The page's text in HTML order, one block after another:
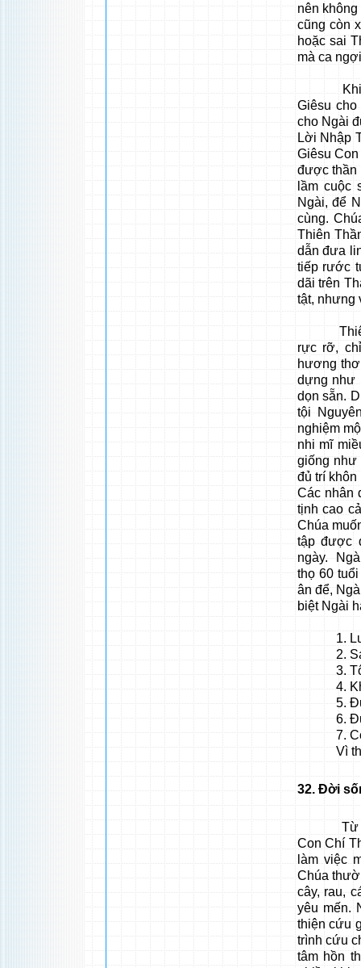
nên
cũng còn
hoặc sai
mà ca
Khi
Giêsu
cho Ngài
Lời Nhập
Giêsu
được thần
lầm cuộc
Ngài, để
cùng.
Thiên
dẫn đưa
tiếp rước
dãi trên
tật, nhưng
Thiên
rực rỡ,
hương
dựng như
dọn sẵn.
tội
nghiệm
nhi mĩ
giống như
đủ trí
Các nhân
tịnh cao
Chúa
tập được
ngày.
thọ 60
ân để,
biệt Ngài
1. Lướt
2. Sám
3. Tôn
4. Khoẻ
5. Được
6.
7. Có
Vì thế
32. Đời
Từ khi
Con Chí
làm việc
Chúa
cây, rau,
yêu mến.
thiện cứu
trình cứu
tâm hồn